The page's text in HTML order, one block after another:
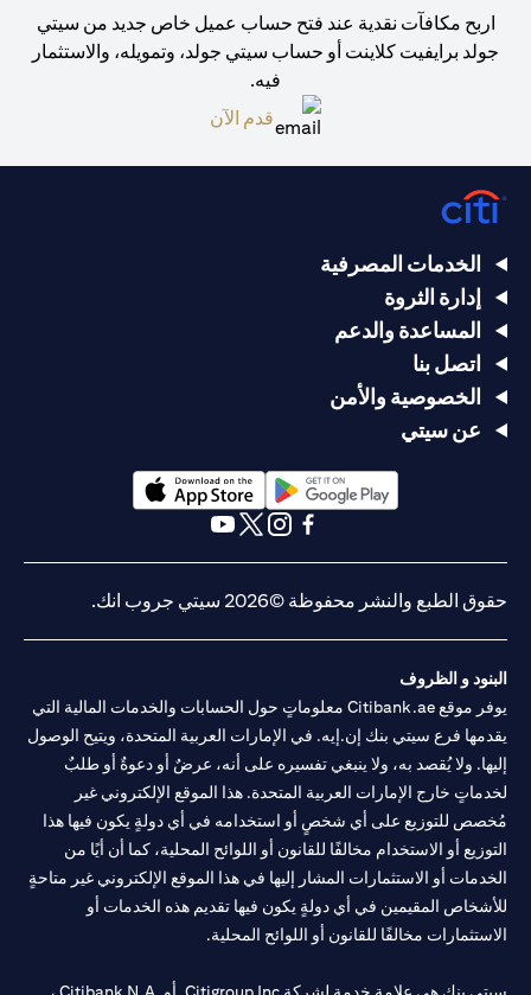
اربح مكافآت نقدية عند فتح حساب عميل خاص جديد من سيتي
جولد برايفيت كلاينت أو حساب سيتي جولد، وتمويله، والاستثمار
فيه.
قدم الآن
الخدمات المصرفية
إدارة الثروة
المساعدة والدعم
اتصل بنا
الخصوصية والأمن
عن سيتي
(opens in a new tab)
حقوق الطبع والنشر محفوظة ©2026 سيتي جروب انك.
البنود و الظروف
يوفر موقع Citibank.ae معلوماتٍ حول الحسابات والخدمات المالية التي
يقدمها فرع سيتي بنك إن.إيه. في الإمارات العربية المتحدة، ويتيح الوصول
إليها. ولا يُقصد به، ولا ينبغي تفسيره على أنه، عرضٌ أو دعوةٌ أو طلبٌ
لخدماتٍ خارج الإمارات العربية المتحدة. هذا الموقع الإلكتروني غير
مُخصص للتوزيع على أي شخصٍ أو استخدامه في أي دولةٍ يكون فيها هذا
التوزيع أو الاستخدام مخالفًا للقانون أو اللوائح المحلية، كما أن أيًا من
الخدمات أو الاستثمارات المشار إليها في هذا الموقع الإلكتروني غير متاحةٍ
للأشخاص المقيمين في أي دولةٍ يكون فيها تقديم هذه الخدمات أو
الاستثمارات مخالفًا للقانون أو اللوائح المحلية.